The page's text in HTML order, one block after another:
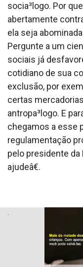
socia³logo. Por
abertamente
ela seja
Pergunte a um
sociais já
cotidiano de sua
exclusão, por
certas
antropa³logo. E
chegamos a esse
regulamentação
pelo presidente da
ajudeâ€.
.